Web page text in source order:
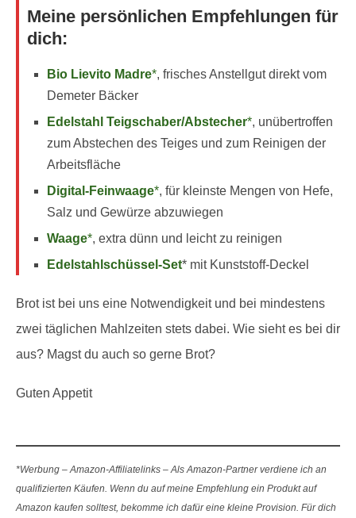
Meine persönlichen Empfehlungen für
dich:
Bio Lievito Madre*, frisches Anstellgut direkt vom
Demeter Bäcker
Edelstahl Teigschaber/Abstecher*, unübertroffen
zum Abstechen des Teiges und zum Reinigen der
Arbeitsfläche
Digital-Feinwaage*, für kleinste Mengen von Hefe,
Salz und Gewürze abzuwiegen
Waage*, extra dünn und leicht zu reinigen
Edelstahlschüssel-Set* mit Kunststoff-Deckel
Brot ist bei uns eine Notwendigkeit und bei mindestens
zwei täglichen Mahlzeiten stets dabei. Wie sieht es bei dir
aus? Magst du auch so gerne Brot?
Guten Appetit
*Werbung – Amazon-Affiliatelinks – Als Amazon-Partner verdiene ich an
qualifizierten Käufen. Wenn du auf meine Empfehlung ein Produkt auf
Amazon kaufen solltest, bekomme ich dafür eine kleine Provision. Für dich